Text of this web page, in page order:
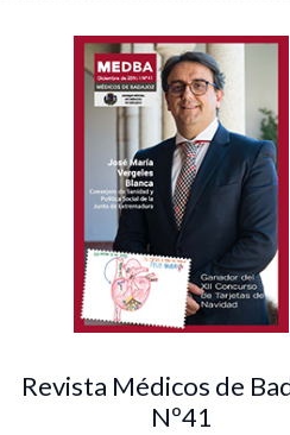
Revista Médicos de
Nº41